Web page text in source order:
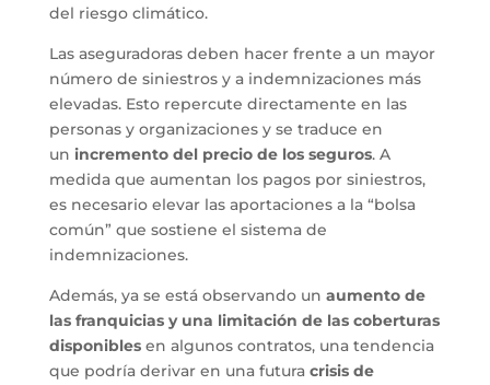
del riesgo climático.
Las aseguradoras deben hacer frente a un mayor
número de siniestros y a indemnizaciones más
elevadas. Esto repercute directamente en las
personas y organizaciones y se traduce en
un incremento del precio de los seguros. A
medida que aumentan los pagos por siniestros,
es necesario elevar las aportaciones a la “bolsa
común” que sostiene el sistema de
indemnizaciones.
Además, ya se está observando un aumento de
las franquicias y una limitación de las coberturas
disponiblesen algunos contratos, una tendencia
que podría derivar en una futura crisis de